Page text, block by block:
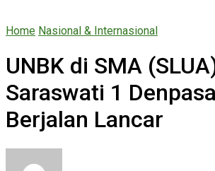
Home Nasional & Internasional
UNBK di SMA
Saraswati 1
Berjalan Lancar